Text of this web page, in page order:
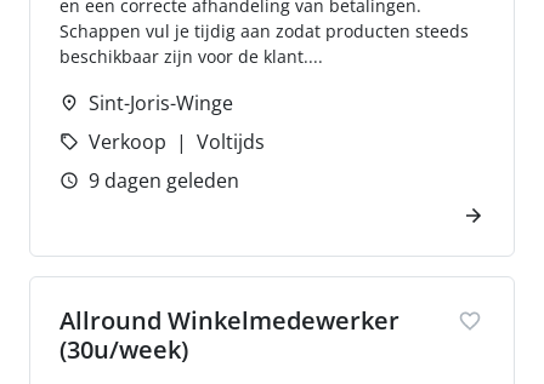
en een correcte afhandeling van betalingen.
Schappen vul je tijdig aan zodat producten steeds
beschikbaar zijn voor de klant....
Sint-Joris-Winge
Verkoop
Voltijds
9 dagen geleden
Allround Winkelmedewerker
(30u/week)